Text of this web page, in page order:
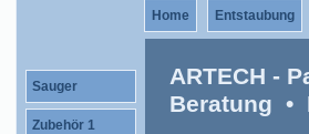
Home Entstaubung
Sauger
Zubehör 1
ARTECH -
Beratung •